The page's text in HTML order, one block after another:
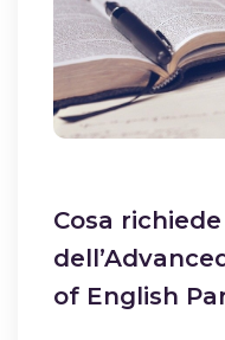
Cosa richiede
of English